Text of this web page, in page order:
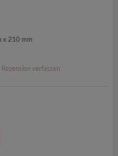
x 210 mm
Rezension verfassen